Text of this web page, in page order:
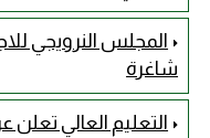
شاغرة
التعليم العالي